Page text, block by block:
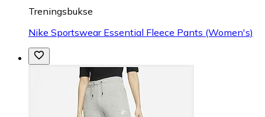
Treningsbukse
Nike Sportswear Essential Fleece Pants (Women's)